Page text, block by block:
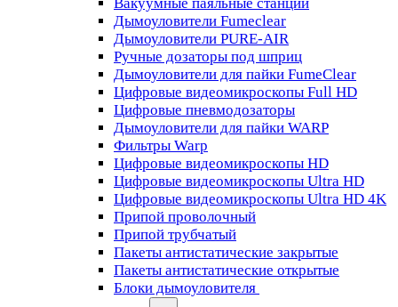
Дымоуловители Fumeclear
Дымоуловители PURE-AIR
Ручные дозаторы под шприц
Дымоуловители для пайки FumeClear
Цифровые видеомикроскопы Full HD
Цифровые пневмодозаторы
Дымоуловители для пайки WARP
Фильтры Warp
Цифровые видеомикроскопы HD
Цифровые видеомикроскопы Ultra HD
Цифровые видеомикроскопы Ultra HD 4K
Припой проволочный
Припой трубчатый
Пакеты антистатические закрытые
Пакеты антистатические открытые
Блоки дымоуловителя